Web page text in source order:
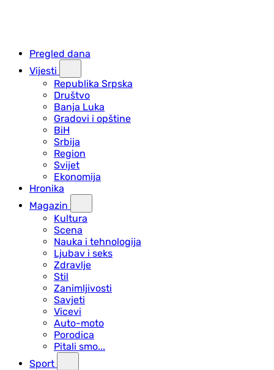
Pregled dana
Vijesti
Republika Srpska
Društvo
Banja Luka
Gradovi i opštine
BiH
Srbija
Region
Svijet
Ekonomija
Hronika
Magazin
Kultura
Scena
Nauka i tehnologija
Ljubav i seks
Zdravlje
Stil
Zanimljivosti
Savjeti
Vicevi
Auto-moto
Porodica
Pitali smo...
Sport